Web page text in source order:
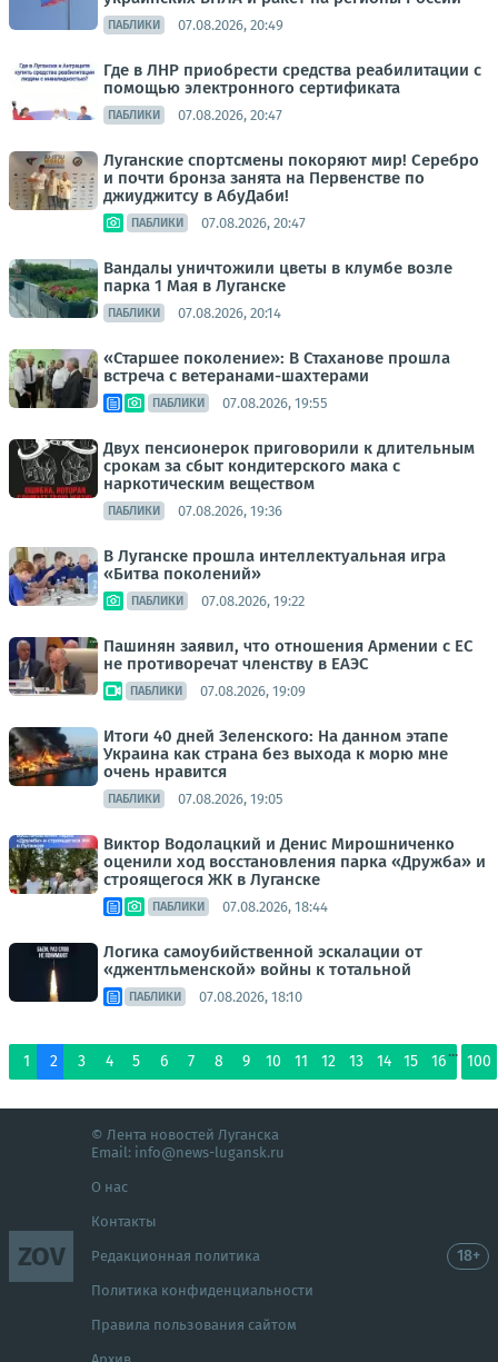
ПАБЛИКИ 07.08.2026, 20:49
Где в ЛНР приобрести средства реабилитации с
помощью электронного сертификата
ПАБЛИКИ 07.08.2026, 20:47
Луганские спортсмены покоряют мир! Серебро
и почти бронза занята на Первенстве по
джиуджитсу в АбуДаби!
ПАБЛИКИ 07.08.2026, 20:47
Вандалы уничтожили цветы в клумбе возле
парка 1 Мая в Луганске
ПАБЛИКИ 07.08.2026, 20:14
«Старшее поколение»: В Стаханове прошла
встреча с ветеранами-шахтерами
ПАБЛИКИ 07.08.2026, 19:55
Двух пенсионерок приговорили к длительным
срокам за сбыт кондитерского мака с
наркотическим веществом
ПАБЛИКИ 07.08.2026, 19:36
В Луганске прошла интеллектуальная игра
«Битва поколений»
ПАБЛИКИ 07.08.2026, 19:22
Пашинян заявил, что отношения Армении с ЕС
не противоречат членству в ЕАЭС
ПАБЛИКИ 07.08.2026, 19:09
Итоги 40 дней Зеленского: На данном этапе
Украина как страна без выхода к морю мне
очень нравится
ПАБЛИКИ 07.08.2026, 19:05
Виктор Водолацкий и Денис Мирошниченко
оценили ход восстановления парка «Дружба» и
строящегося ЖК в Луганске
ПАБЛИКИ 07.08.2026, 18:44
Логика самоубийственной эскалации от
«джентльменской» войны к тотальной
ПАБЛИКИ 07.08.2026, 18:10
1 2 3 4 5 6 7 8 9 10 11 12 13 14 15 16
...
100
ZOV
© Лента новостей Луганска
Email: info@news-lugansk.ru
О нас
Контакты
Редакционная политика
Политика конфиденциальности
Правила пользования сайтом
18+